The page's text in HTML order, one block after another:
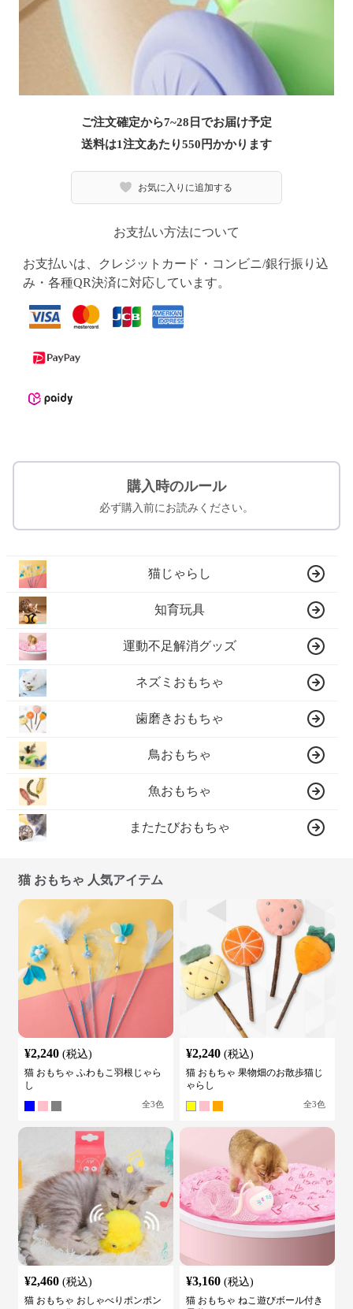
ご注文確定から7~28日でお届け予定
送料は1注文あたり550 円かかります
お気に入りに追加する
お支払い方法について
お支払いは、クレジットカード・コンビニ/銀行振り込
み・各種QR決済に対応しています。
購入時のルール
必ず購入前にお読みください。
猫じゃらし
知育玩具
運動不足解消グッズ
ネズミおもちゃ
歯磨きおもちゃ
鳥おもちゃ
魚おもちゃ
またたびおもちゃ
猫 おもちゃ 人気アイテム
¥2,240 (税込)
猫 おもちゃ ふわもこ羽根じゃら
し
全3色
¥2,240 (税込)
猫 おもちゃ 果物畑のお散歩猫じ
ゃらし
全3色
¥2,460 (税込)
猫 おもちゃ おしゃべりポンポン
¥3,160 (税込)
猫 おもちゃ ねこ遊びボール付き